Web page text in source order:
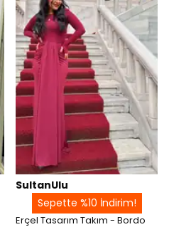
SultanUlu
Sepette %10 İndirim!
Erçel Tasarım Takım - Bordo